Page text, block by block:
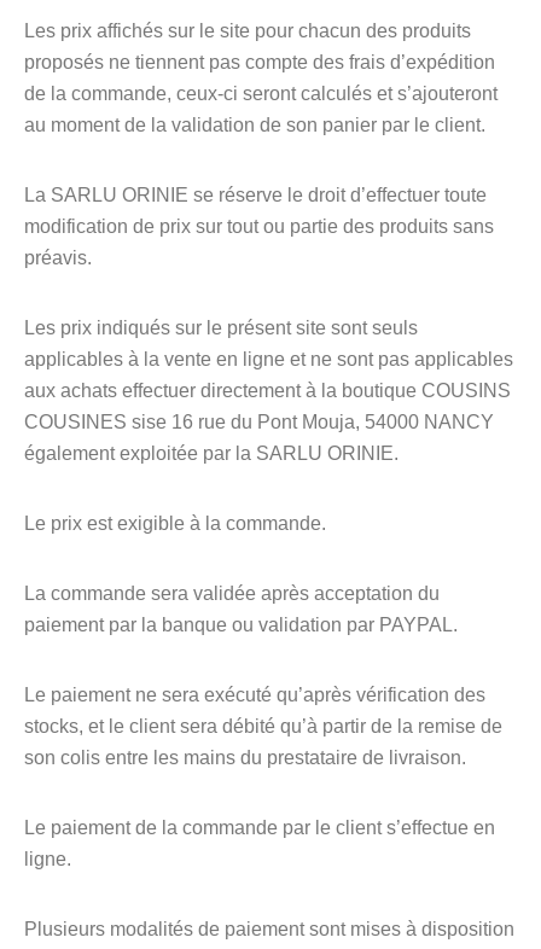
Les prix affichés sur le site pour chacun des produits
proposés ne tiennent pas compte des frais d’expédition
de la commande, ceux-ci seront calculés et s’ajouteront
au moment de la validation de son panier par le client.
La SARLU ORINIE se réserve le droit d’effectuer toute
modification de prix sur tout ou partie des produits sans
préavis.
Les prix indiqués sur le présent site sont seuls
applicables à la vente en ligne et ne sont pas applicables
aux achats effectuer directement à la boutique COUSINS
COUSINES sise 16 rue du Pont Mouja, 54000 NANCY
également exploitée par la SARLU ORINIE.
Le prix est exigible à la commande.
La commande sera validée après acceptation du
paiement par la banque ou validation par PAYPAL.
Le paiement ne sera exécuté qu’après vérification des
stocks, et le client sera débité qu’à partir de la remise de
son colis entre les mains du prestataire de livraison.
Le paiement de la commande par le client s’effectue en
ligne.
Plusieurs modalités de paiement sont mises à disposition